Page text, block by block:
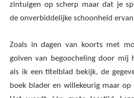
zintuigen op scherp maar dat je
de onverbiddelijke schoonheid
Zoals in dagen van koorts met
golven van begoocheling door mij
als ik een titelblad bekijk, de
boek blader en willekeurig maar